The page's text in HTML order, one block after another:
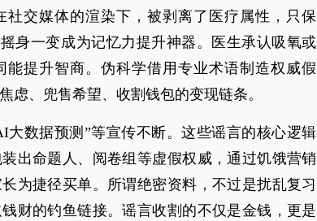
社交媒体的渲染下，被剥离了医疗属性，只保
身一变成为记忆力提升神器。医生承认吸氧或
能提升智商。伪科学借用专业术语制造权威假
虑、兜售希望、收割钱包的变现链条。
大数据预测”等宣传不断。这些谣言的核心逻辑
出命题人、阅卷组等虚假权威，通过饥饿营销
为捷径买单。所谓绝密资料，不过是扰乱复习
财的钓鱼链接。谣言收割的不仅是金钱，更是